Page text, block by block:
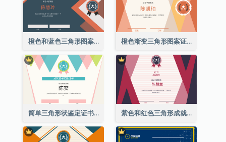
橙色和蓝色三角形图案证书 橙色渐变三角形图案证书
简单三角形状鉴定证书 紫色和红色三角形成就证书